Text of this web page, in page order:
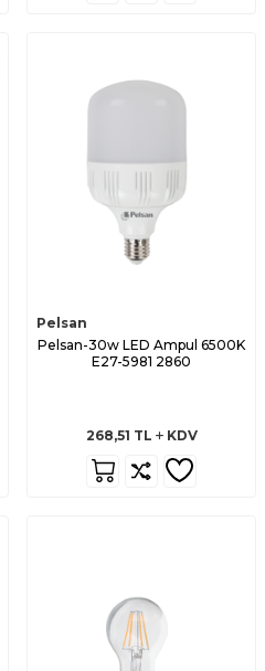
Pelsan
Pelsan-30w LED Ampul 6500K
E27-5981 2860
268,51 TL KDV